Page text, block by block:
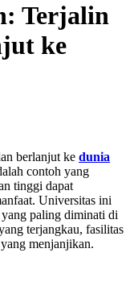
Terjalin
ke
berlanjut ke dunia
contoh yang
tinggi dapat
Universitas ini
yang paling diminati di
terjangkau, fasilitas
menjanjikan.